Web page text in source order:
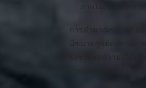
ภายใน, กล่องพลา
การคำนวณขนาดกล่อ
มีขนาดถูกต้องตามมา
ยังช่วยลดความเสี่ย
เวลาหลายสิบปีข้างห